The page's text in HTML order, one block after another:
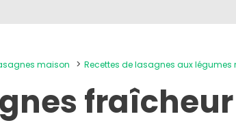
maison Recettes de lasagnes aux légumes
fraîcheur